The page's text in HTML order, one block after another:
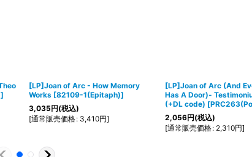
]
[LP]Joan of Arc - How Memory
Works [82109-1(Epitaph)]
3,035円(税込)
[通常販売価格: 3,410円]
[LP]Joan of Arc (And
Has A Door)-
(+DL code) [
2,056円(税込)
[通常販売価格: 2,310円]